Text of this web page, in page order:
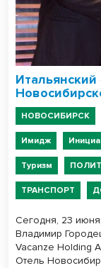
НОВОСИБИРСК
Имидж
Туризм
ТРАНСПОРТ
Сегодня, 23
Владимир
Vacanze Holding
Отель